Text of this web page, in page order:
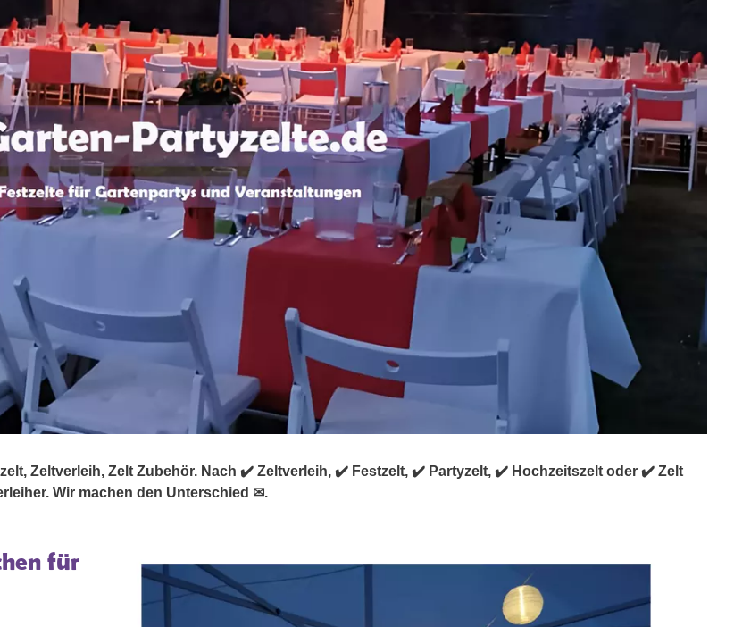
Zeltverleih, Zelt Zubehör. Nach ✔️ Zeltverleih, ✔️ Festzelt, ✔️ Partyzelt, ✔️ Hochzeitszelt oder ✔️ Zelt
Wir machen den Unterschied ✉.
für